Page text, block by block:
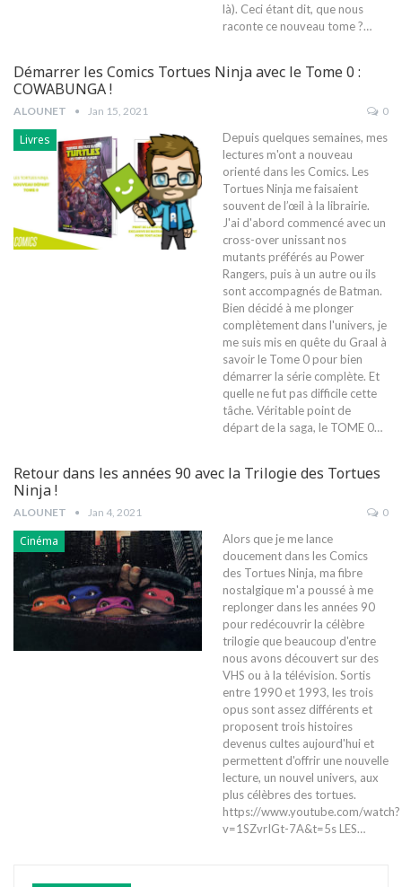
là). Ceci étant dit, que nous
raconte ce nouveau tome ?…
Démarrer les Comics Tortues Ninja avec le Tome 0 :
COWABUNGA !
ALOUNET Jan 15, 2021 0
Livres
Depuis quelques semaines, mes
lectures m'ont a nouveau
orienté dans les Comics. Les
Tortues Ninja me faisaient
souvent de l’œil à la librairie.
J'ai d'abord commencé avec un
cross-over unissant nos
mutants préférés au Power
Rangers, puis à un autre ou ils
sont accompagnés de Batman.
Bien décidé à me plonger
complètement dans l'univers, je
me suis mis en quête du Graal à
savoir le Tome 0 pour bien
démarrer la série complète. Et
quelle ne fut pas difficile cette
tâche. Véritable point de
départ de la saga, le TOME 0…
Retour dans les années 90 avec la Trilogie des Tortues
Ninja !
ALOUNET Jan 4, 2021 0
Cinéma
Alors que je me lance
doucement dans les Comics
des Tortues Ninja, ma fibre
nostalgique m'a poussé à me
replonger dans les années 90
pour redécouvrir la célèbre
trilogie que beaucoup d'entre
nous avons découvert sur des
VHS ou à la télévision. Sortis
entre 1990 et 1993, les trois
opus sont assez différents et
proposent trois histoires
devenus cultes aujourd'hui et
permettent d'offrir une nouvelle
lecture, un nouvel univers, aux
plus célèbres des tortues.
https://www.youtube.com/watch?
v=1SZvrIGt-7A&t=5s LES…